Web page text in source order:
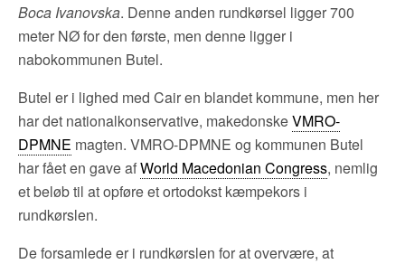
Boca Ivanovska. Denne anden rundkørsel ligger 700
meter NØ for den første, men denne ligger i
nabokommunen Butel.
Butel er i lighed med Cair en blandet kommune, men her
har det nationalkonservative, makedonskeVMRO-
DPMNE magten. VMRO-DPMNE og kommunen Butel
har fået en gave afWorld Macedonian Congress, nemlig
et beløb til at opføre et ortodokst kæmpekors i
rundkørslen.
De forsamlede er i rundkørslen for at overvære, at